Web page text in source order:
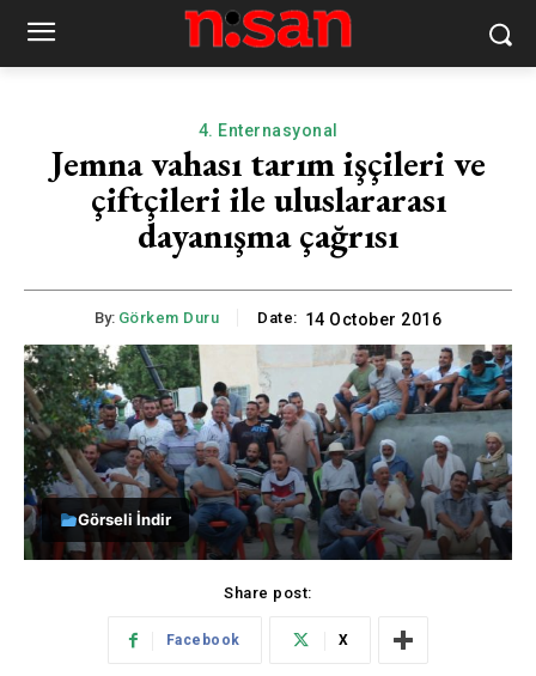
4. Enternasyonal
Jemna vahası tarım işçileri ve
çiftçileri ile uluslararası
dayanışma çağrısı
By: Görkem Duru Date: 14 October 2016
Görseli İndir
Share post:
Facebook X